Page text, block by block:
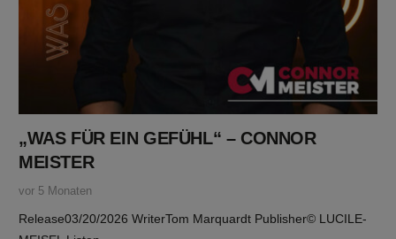
„WAS FÜR EIN GEFÜHL“ – CONNOR
MEISTER
vor 5 Monaten
Release03/20/2026 WriterTom Marquardt Publisher© LUCILE-